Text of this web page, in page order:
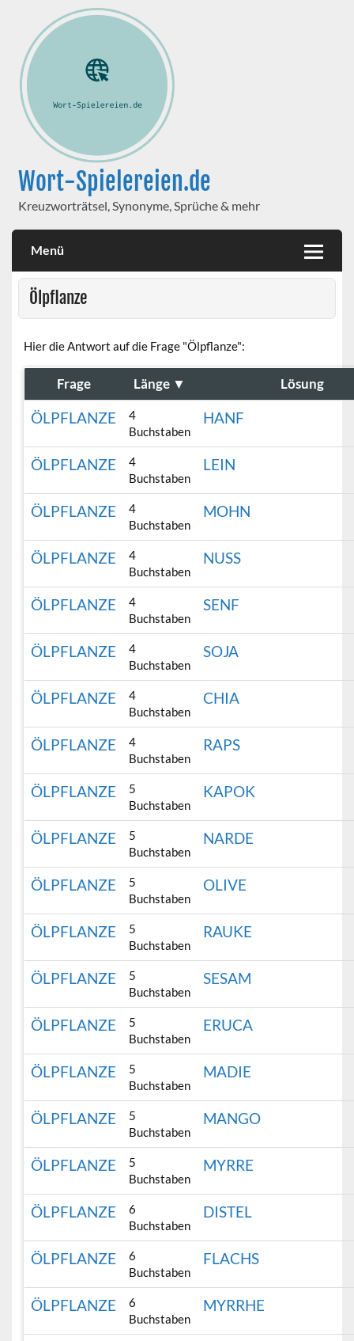
Wort-Spielereien.de
Kreuzworträtsel, Synonyme, Sprüche & mehr
Menü
Ölpflanze
Hier die Antwort auf die Frage "Ölpflanze":
Frage Länge ▼ Lösung
ÖLPFLANZE
4
Buchstaben
HANF
ÖLPFLANZE
4
Buchstaben
LEIN
ÖLPFLANZE
4
Buchstaben
MOHN
ÖLPFLANZE
4
Buchstaben
NUSS
ÖLPFLANZE
4
Buchstaben
SENF
ÖLPFLANZE
4
Buchstaben
SOJA
ÖLPFLANZE
4
Buchstaben
CHIA
ÖLPFLANZE
4
Buchstaben
RAPS
ÖLPFLANZE
5
Buchstaben
KAPOK
ÖLPFLANZE
5
Buchstaben
NARDE
ÖLPFLANZE
5
Buchstaben
OLIVE
ÖLPFLANZE
5
Buchstaben
RAUKE
ÖLPFLANZE
5
Buchstaben
SESAM
ÖLPFLANZE
5
Buchstaben
ERUCA
ÖLPFLANZE
5
Buchstaben
MADIE
ÖLPFLANZE
5
Buchstaben
MANGO
ÖLPFLANZE
5
Buchstaben
MYRRE
ÖLPFLANZE
6
Buchstaben
DISTEL
ÖLPFLANZE
6
Buchstaben
FLACHS
ÖLPFLANZE
6
Buchstaben
MYRRHE